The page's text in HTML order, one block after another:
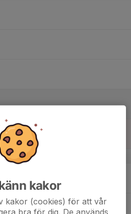
v.34
kakor
kakor (cookies) för att vår
bra för dig. De används